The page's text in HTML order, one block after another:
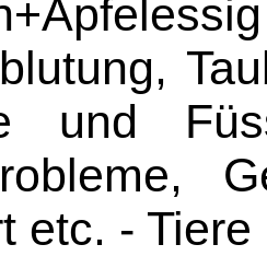
und
etc. - Tiere